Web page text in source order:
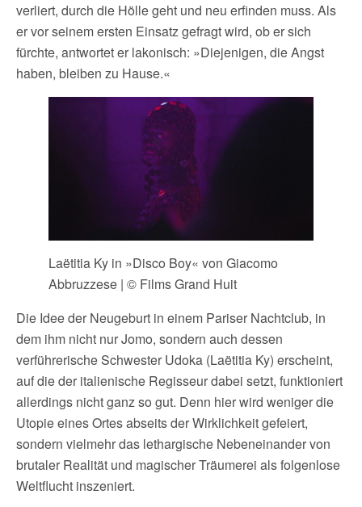
verliert, durch die Hölle geht und neu erfinden muss. Als
er vor seinem ersten Einsatz gefragt wird, ob er sich
fürchte, antwortet er lakonisch: »Diejenigen, die Angst
haben, bleiben zu Hause.«
Laëtitia Ky in »Disco Boy« von Giacomo
Abbruzzese | © Films Grand Huit
Die Idee der Neugeburt in einem Pariser Nachtclub, in
dem ihm nicht nur Jomo, sondern auch dessen
verführerische Schwester Udoka (Laëtitia Ky) erscheint,
auf die der italienische Regisseur dabei setzt, funktioniert
allerdings nicht ganz so gut. Denn hier wird weniger die
Utopie eines Ortes abseits der Wirklichkeit gefeiert,
sondern vielmehr das lethargische Nebeneinander von
brutaler Realität und magischer Träumerei als folgenlose
Weltflucht inszeniert.